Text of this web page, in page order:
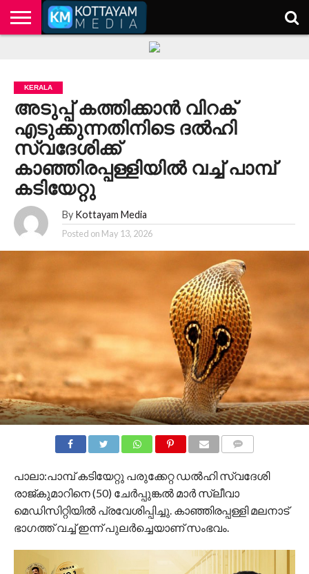
KERALA
അടുപ്പ് കത്തിക്കാൻ വിറക്
എടുക്കുന്നതിനിടെ ദൽഹി
സ്വദേശിക്ക്
കാഞ്ഞിരപ്പള്ളിയിൽ വച്ച് പാമ്പ്
കടിയേറ്റു
By Kottayam Media
Posted on May 13, 2026
പാലാ:പാമ്പ് കടിയേറ്റു പരുക്കേറ്റ ഡൽഹി സ്വ​ദേശി
രാജ്കുമാറിനെ (50) ചേർപ്പുങ്കൽ മാർ സ്ലീവാ
മെഡിസിറ്റിയിൽ പ്രവേശിപ്പിച്ചു. കാഞ്ഞിരപ്പള്ളി മലനാട്
ഭാ​ഗത്ത് വച്ച് ഇന്ന് പുലർച്ചെയാണ് സംഭവം.